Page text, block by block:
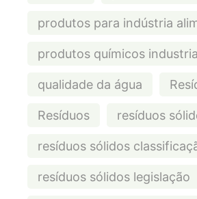
produtos para indústria
produtos químicos
qualidade da água
Resíduos resíduos
resíduos sólidos
resíduos sólidos legislação